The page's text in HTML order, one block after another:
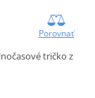
Porovnať
tričko z